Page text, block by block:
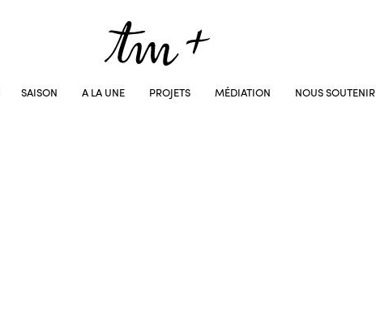
SAISON A LA UNE PROJETS MÉDIATION NOUS SOUTENIR